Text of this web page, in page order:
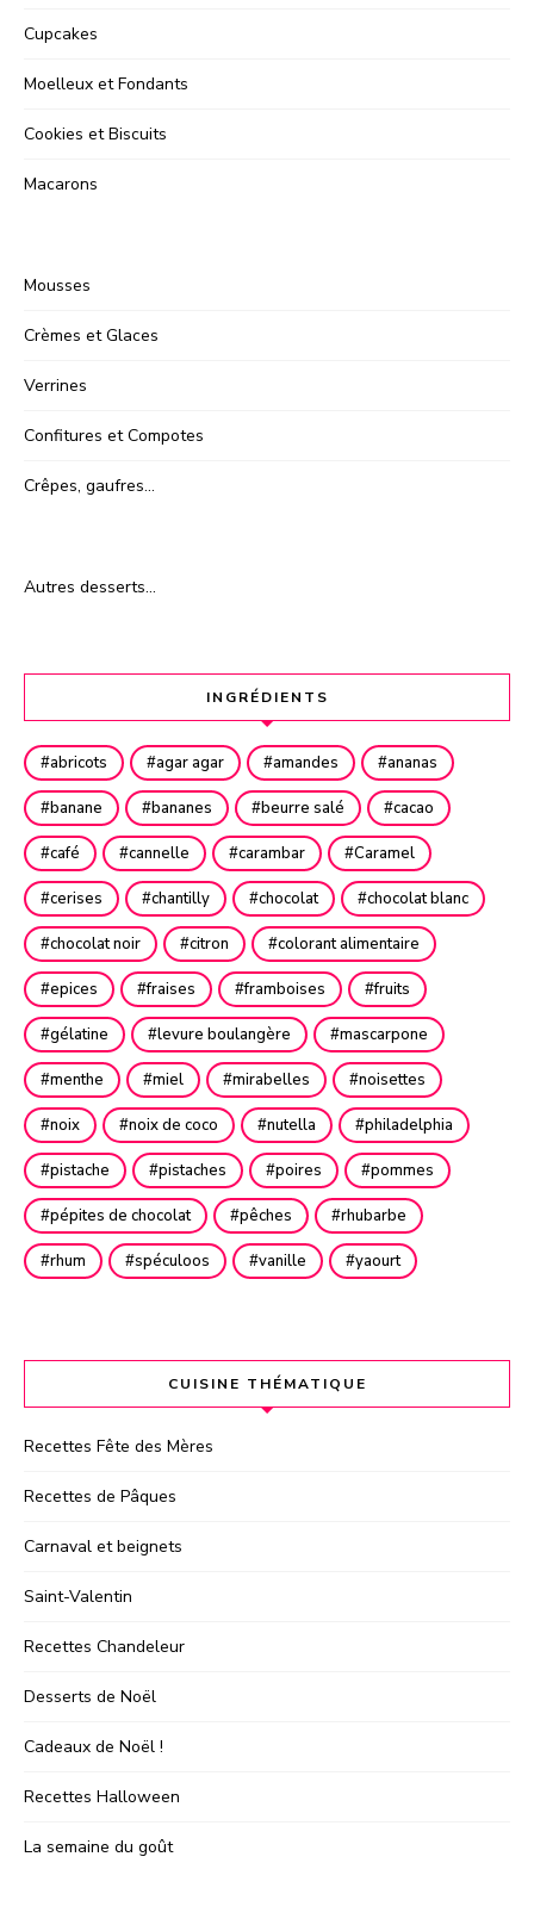
Cupcakes
Moelleux et Fondants
Cookies et Biscuits
Macarons
Mousses
Crèmes et Glaces
Verrines
Confitures et Compotes
Crêpes, gaufres…
Autres desserts…
INGRÉDIENTS
abricots agar agar amandes ananas
banane bananes beurre salé cacao
café cannelle carambar Caramel
cerises chantilly chocolat chocolat blanc
chocolat noir citron colorant alimentaire
epices fraises framboises fruits
gélatine levure boulangère mascarpone
menthe miel mirabelles noisettes
noix noix de coco nutella philadelphia
pistache pistaches poires pommes
pépites de chocolat pêches rhubarbe
rhum spéculoos vanille yaourt
CUISINE THÉMATIQUE
Recettes Fête des Mères
Recettes de Pâques
Carnaval et beignets
Saint-Valentin
Recettes Chandeleur
Desserts de Noël
Cadeaux de Noël !
Recettes Halloween
La semaine du goût